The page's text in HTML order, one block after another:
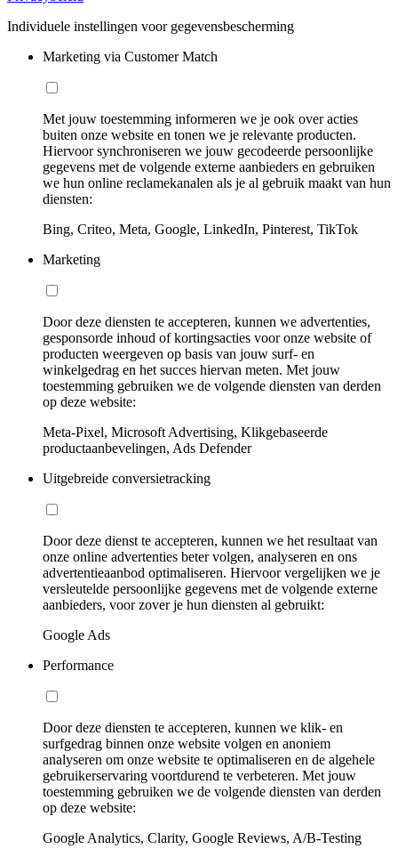
Individuele instellingen voor gegevensbescherming
Marketing via Customer Match
Met jouw toestemming informeren we je ook over acties
buiten onze website en tonen we je relevante producten.
Hiervoor synchroniseren we jouw gecodeerde persoonlijke
gegevens met de volgende externe aanbieders en gebruiken
we hun online reclamekanalen als je al gebruik maakt van hun
diensten:
Bing, Criteo, Meta, Google, LinkedIn, Pinterest, TikTok
Marketing
Door deze diensten te accepteren, kunnen we advertenties,
gesponsorde inhoud of kortingsacties voor onze website of
producten weergeven op basis van jouw surf- en
winkelgedrag en het succes hiervan meten. Met jouw
toestemming gebruiken we de volgende diensten van derden
op deze website:
Meta-Pixel, Microsoft Advertising, Klikgebaseerde
productaanbevelingen, Ads Defender
Uitgebreide conversietracking
Door deze dienst te accepteren, kunnen we het resultaat van
onze online advertenties beter volgen, analyseren en ons
advertentieaanbod optimaliseren. Hiervoor vergelijken we je
versleutelde persoonlijke gegevens met de volgende externe
aanbieders, voor zover je hun diensten al gebruikt:
Google Ads
Performance
Door deze diensten te accepteren, kunnen we klik- en
surfgedrag binnen onze website volgen en anoniem
analyseren om onze website te optimaliseren en de algehele
gebruikerservaring voortdurend te verbeteren. Met jouw
toestemming gebruiken we de volgende diensten van derden
op deze website:
Google Analytics, Clarity, Google Reviews, A/B-Testing